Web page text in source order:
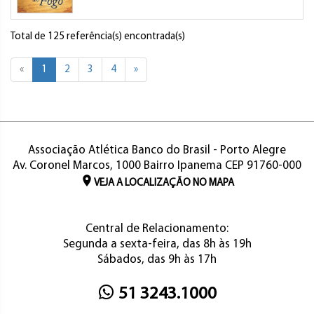
Total de 125 referência(s) encontrada(s)
« 1 2 3 4 »
Associação Atlética Banco do Brasil - Porto Alegre
Av. Coronel Marcos, 1000 Bairro Ipanema CEP 91760-000
VEJA A LOCALIZAÇÃO NO MAPA
Central de Relacionamento:
Segunda a sexta-feira, das 8h às 19h
Sábados, das 9h às 17h
51 3243.1000